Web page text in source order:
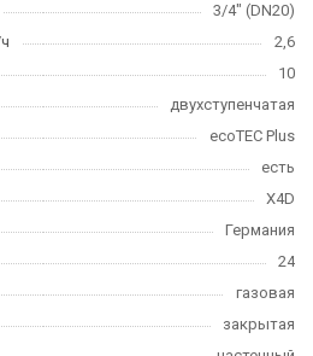
3/4" (DN20)
2,6
10
двухступенчатая
ecoTEC Plus
есть
X4D
Германия
24
газовая
закрытая